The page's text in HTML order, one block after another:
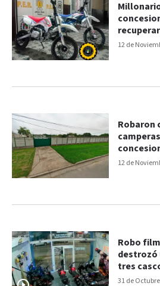
12 de
0KM
12 de
Robaron
31 de
Robo
destrozó
tres